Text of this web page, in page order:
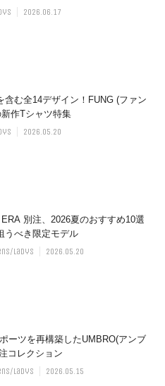
2026.06.17
含む全14デザイン！FUNG (ファン
作Tシャツ特集
2026.05.20
ERA 別注、2026夏のおすすめ10選
うべき限定モデル
ladys 2026.05.20
ーツを再構築したUMBRO(アンブ
コレクション
ladys 2026.05.15